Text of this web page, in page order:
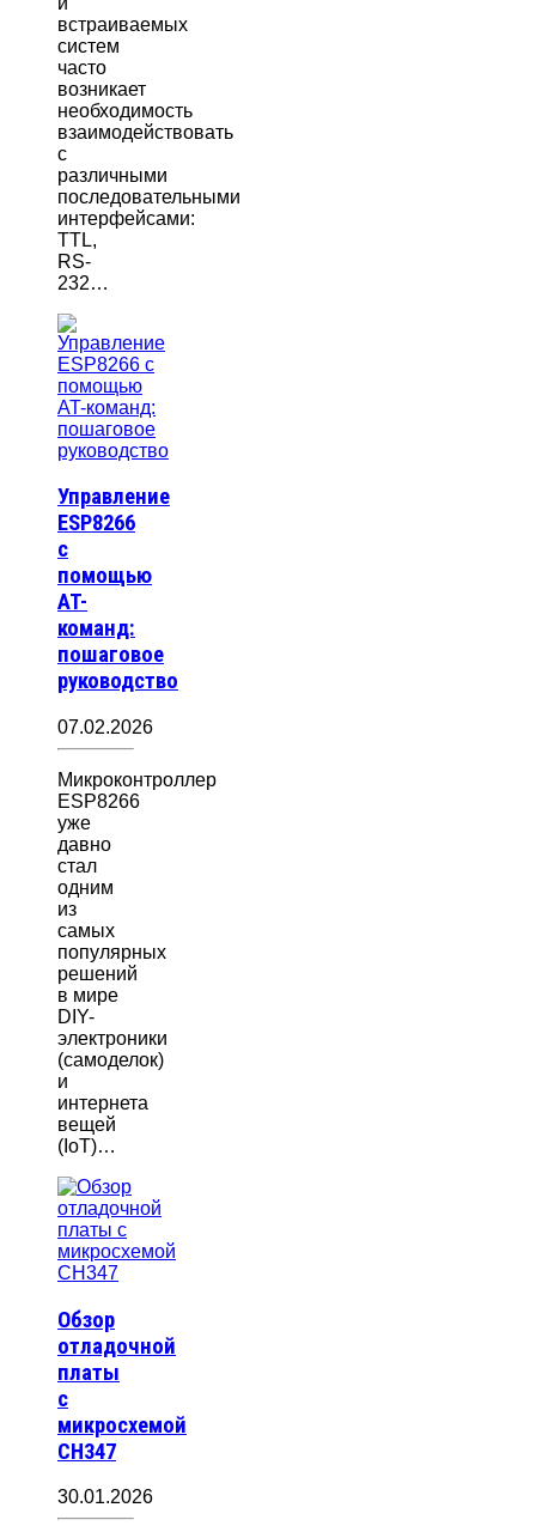
встраиваемых
систем
часто
возникает
необходимость
взаимодействовать
с
различными
последовательными
интерфейсами:
TTL,
RS-
232…
Управление
ESP8266
с
помощью
AT-
команд:
пошаговое
руководство
07.02.2026
Микроконтроллер
ESP8266
уже
давно
стал
одним
из
самых
популярных
решений
в мире
DIY-
электроники
(самоделок)
и
интернета
вещей
(IoT)…
Обзор
отладочной
платы
с
микросхемой
CH347
30.01.2026